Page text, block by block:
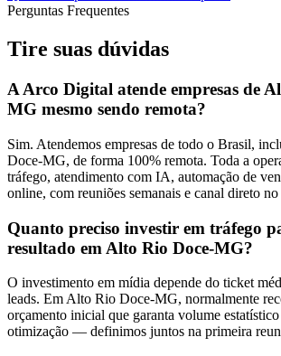
Perguntas Frequentes
Tire suas dúvidas
A Arco Digital atende empresas de
MG mesmo sendo remota?
Sim. Atendemos empresas de todo o Brasil,
Doce-MG, de forma 100% remota. Toda a
tráfego, atendimento com IA, automação de
online, com reuniões semanais e canal direto
Quanto preciso investir em tráfego
resultado em Alto Rio Doce-MG?
O investimento em mídia depende do ticket
leads. Em Alto Rio Doce-MG, normalmente
orçamento inicial que garanta volume estatístico
otimização — definimos juntos na primeira